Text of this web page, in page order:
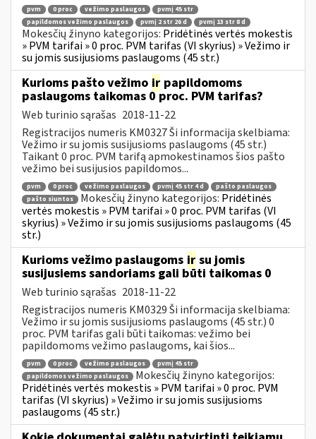
pvm 0 proc vežimo paslaugos
pvmį 45 str
papildomos vežimo paslaugos
pvmį 2 str 26 d pvmį 13 str 8 d
Mokesčių žinyno kategorijos: Pridėtinės vertės mokestis
» PVM tarifai » 0 proc. PVM tarifas (VI skyrius) » Vežimo ir
su jomis susijusioms paslaugoms (45 str.)
Kurioms pašto vežimo ir papildomoms
paslaugoms taikomas 0 proc. PVM tarifas?
Web turinio sąrašas 2018-11-22
Registracijos numeris KM0327 Ši informacija skelbiama:
Vežimo ir su jomis susijusioms paslaugoms (45 str.)
Taikant 0 proc. PVM tarifą apmokestinamos šios pašto
vežimo bei susijusios papildomos...
pvm 0 proc vežimo paslaugos pvmį 45 str 4 d
pašto paslaugos
pašto siuntos
Mokesčių žinyno kategorijos: Pridėtinės
vertės mokestis » PVM tarifai » 0 proc. PVM tarifas (VI
skyrius) » Vežimo ir su jomis susijusioms paslaugoms (45
str.)
Kurioms vežimo paslaugoms ir su jomis
susijusiems sandoriams gali būti taikomas 0
Web turinio sąrašas 2018-11-22
Registracijos numeris KM0329 Ši informacija skelbiama:
Vežimo ir su jomis susijusioms paslaugoms (45 str.) 0
proc. PVM tarifas gali būti taikomas: vežimo bei
papildomoms vežimo paslaugoms, kai šios...
pvm 0 proc vežimo paslaugos
pvmį 45 str
papildomos vežimo paslaugos
Mokesčių žinyno kategorijos:
Pridėtinės vertės mokestis » PVM tarifai » 0 proc. PVM
tarifas (VI skyrius) » Vežimo ir su jomis susijusioms
paslaugoms (45 str.)